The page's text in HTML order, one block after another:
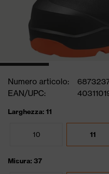
Numero articolo:
EAN/UPC:
Larghezza: 11
10 11
Misura: 37